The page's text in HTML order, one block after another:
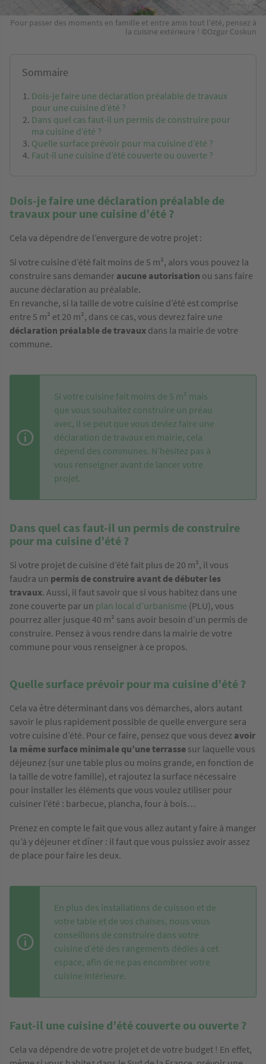
Pour passer des moments en famille et entre amis tout l'été, pensez à
la cuisine extérieure ! ©Ozgur Coskun
Sommaire
Dois-je faire une déclaration préalable de travaux
pour une cuisine d’été ?
Dans quel cas faut-il un permis de construire pour
ma cuisine d’été ?
Quelle surface prévoir pour ma cuisine d’été ?
Faut-il une cuisine d’été couverte ou ouverte ?
Dois-je faire une déclaration préalable de
travaux pour une cuisine d’été ?
Cela va dépendre de l’envergure de votre projet :
Si votre cuisine d’été fait moins de 5 m², alors vous pouvez la
construire sans demander aucune autorisation ou sans faire
aucune déclaration au préalable.
En revanche, si la taille de votre cuisine d’été est comprise
entre 5 m² et 20 m², dans ce cas, vous devrez faire une
déclaration préalable de travaux dans la mairie de votre
commune.
Si votre cuisine fait moins de 5 m² mais
que vous souhaitez construire un préau
avec, il se peut que vous deviez faire une
déclaration de travaux en mairie, cela
dépend des communes. N’hésitez pas à
vous renseigner avant de lancer votre
projet.
Dans quel cas faut-il un permis de construire
pour ma cuisine d’été ?
Si votre projet de cuisine d’été fait plus de 20 m², il vous
faudra un permis de construire avant de débuter les
travaux. Aussi, il faut savoir que si vous habitez dans une
zone couverte par un plan local d’urbanisme (PLU), vous
pourrez aller jusque 40 m² sans avoir besoin d’un permis de
construire. Pensez à vous rendre dans la mairie de votre
commune pour vous renseigner à ce propos.
Quelle surface prévoir pour ma cuisine d’été ?
Cela va être déterminant dans vos démarches, alors autant
savoir le plus rapidement possible de quelle envergure sera
votre cuisine d’été. Pour ce faire, pensez que vous devez avoir
la même surface minimale qu’une terrasse sur laquelle vous
déjeunez (sur une table plus ou moins grande, en fonction de
la taille de votre famille), et rajoutez la surface nécessaire
pour installer les éléments que vous voulez utiliser pour
cuisiner l’été : barbecue, plancha, four à bois…
Prenez en compte le fait que vous allez autant y faire à manger
qu’à y déjeuner et dîner : il faut que vous puissiez avoir assez
de place pour faire les deux.
En plus des installations de cuisson et de
votre table et de vos chaises, nous vous
conseillons de construire dans votre
cuisine d’été des rangements dédiés à cet
espace, afin de ne pas encombrer votre
cuisine intérieure.
Faut-il une cuisine d’été couverte ou ouverte ?
Cela va dépendre de votre projet et de votre budget ! En effet,